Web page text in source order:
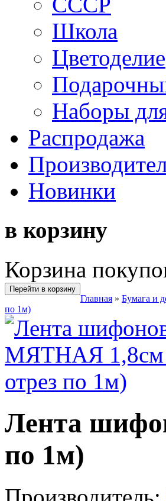
Школа
Цветоделие
Наборы
Распродажа
Новинки
в корзину
Корзина
Перейти в корзину
Главная » Бумага и
по 1м)
Лента
по 1м)